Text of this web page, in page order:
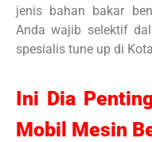
jenis bahan bakar
Anda wajib selektif
spesialis tune up di
Ini Dia
Mobil Mesin